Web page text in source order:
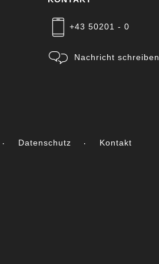
+43 50201 - 0
Nachricht schreiben
Datenschutz Kontakt